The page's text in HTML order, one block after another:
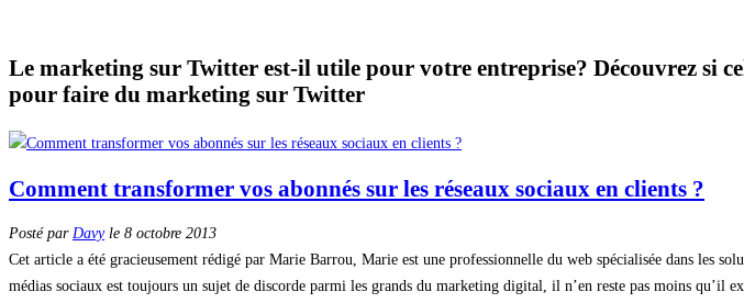
Le marketing sur Twitter est-il utile pour votre entreprise? Découvrez si
pour faire du marketing sur Twitter
Comment transformer vos abonnés sur les réseaux sociaux en clients ?
Posté par Davyle 8 octobre 2013
Cet article a été gracieusement rédigé par Marie Barrou, Marie est une professionnelle du web spécialisée dans les
médias sociaux est toujours un sujet de discorde parmi les grands du marketing digital, il n’en reste pas moins qu’il